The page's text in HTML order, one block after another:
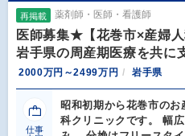
再掲載 薬剤師・医師・看護師
医師募集★【花巻市×産婦
岩手県の周産期医療を共に
2000万円～2499万円 岩手県
仕事
昭和初期から花巻市の
科クリニックです。 幅